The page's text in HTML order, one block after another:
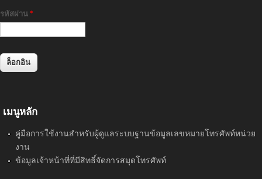
รหัสผ่าน *
เมนูหลัก
คู่มือการใช้งานสำหรับผู้ดูแลระบบฐานข้อมูลเลขหมายโทรศัพท์หน่วย
งาน
ข้อมูลเจ้าหน้าที่ที่มีสิทธิ์จัดการสมุดโทรศัพท์